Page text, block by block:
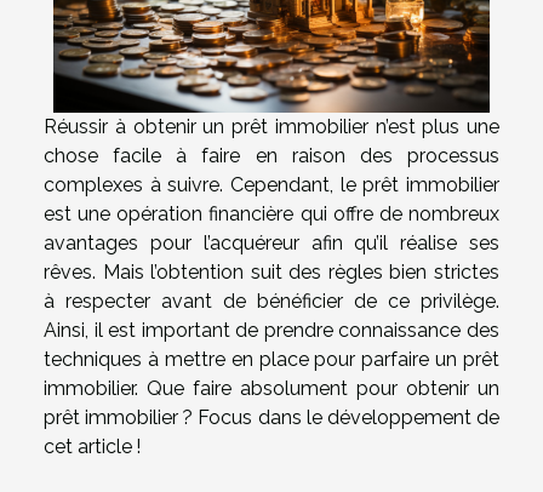
Réussir à obtenir un prêt immobilier n’est plus une
chose facile à faire en raison des processus
complexes à suivre. Cependant, le prêt immobilier
est une opération financière qui offre de nombreux
avantages pour l’acquéreur afin qu’il réalise ses
rêves. Mais l’obtention suit des règles bien strictes
à respecter avant de bénéficier de ce privilège.
Ainsi, il est important de prendre connaissance des
techniques à mettre en place pour parfaire un prêt
immobilier. Que faire absolument pour obtenir un
prêt immobilier ? Focus dans le développement de
cet article !